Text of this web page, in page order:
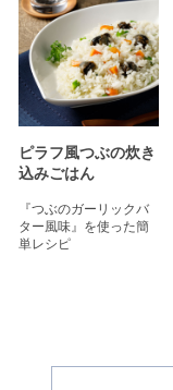
ピラフ風つぶの炊き
込みごはん
『つぶのガーリックバ
ター風味』を使った簡
単レシピ